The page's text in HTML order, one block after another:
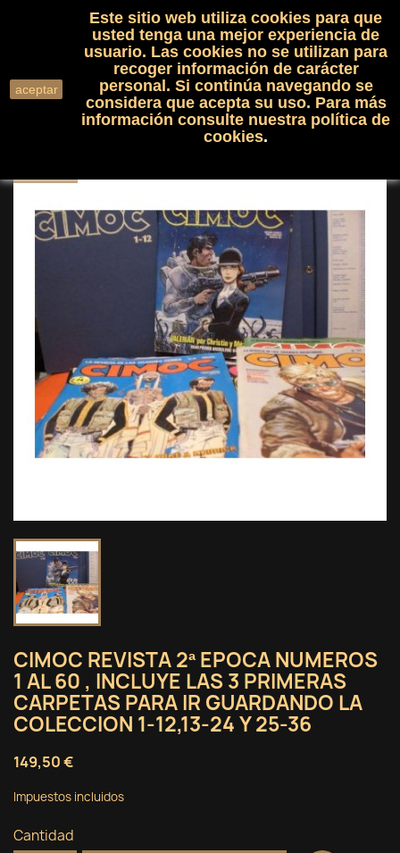
shopping_cart(0)

search
CIMOC REVISTA 2ª EPOCA NUMEROS
1 AL 60 , INCLUYE LAS 3 PRIMERAS
CARPETAS PARA IR GUARDANDO LA
COLECCION 1-12,13-24 Y 25-36
149,50 €
Impuestos incluidos
Cantidad
aceptar
Este sitio web utiliza cookies para que
usted tenga una mejor experiencia de
usuario. Las cookies no se utilizan para
recoger información de carácter
personal. Si continúa navegando se
considera que acepta su uso. Para más
información consulte nuestra política de
cookies.